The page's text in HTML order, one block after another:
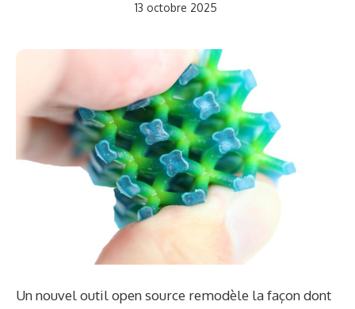
13 octobre 2025
Un nouvel outil open source remodèle la façon dont